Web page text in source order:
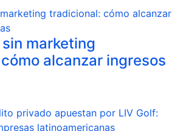
marketing
alcanzar ingresos